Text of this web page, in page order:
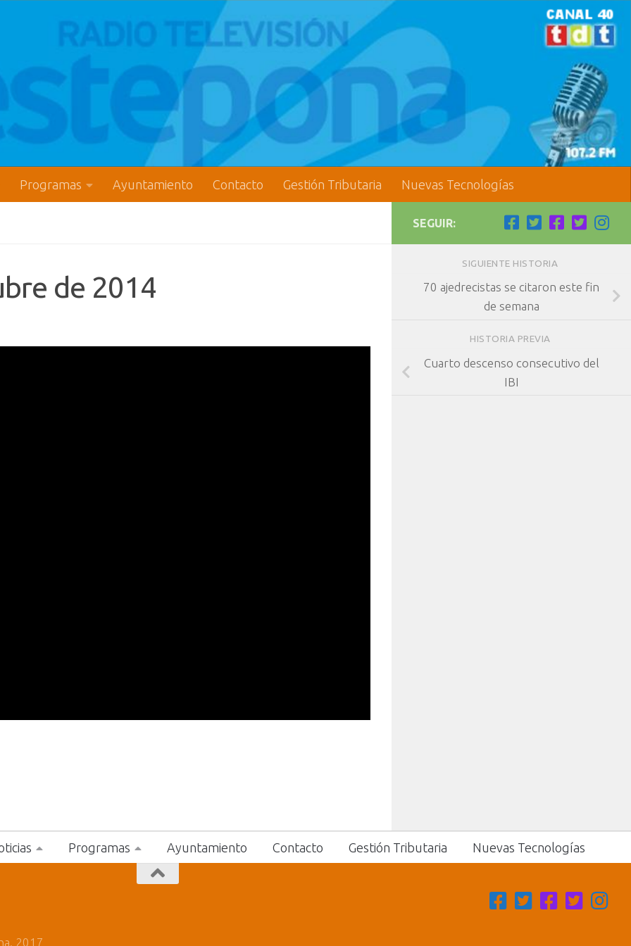
Programas Ayuntamiento Contacto Gestión Tributaria Nuevas Tecnologías
de 2014
SEGUIR:
SIGUIENTE HISTORIA
70 ajedrecistas se citaron este fin
de semana
HISTORIA PREVIA
Cuarto descenso consecutivo del
IBI
Programas Ayuntamiento Contacto Gestión Tributaria Nuevas Tecnologías
2017